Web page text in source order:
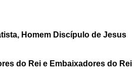
Homem Discípulo de Jesus
do Rei e Embaixadores do Rei